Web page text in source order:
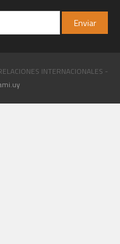
INTERNACIONALES -